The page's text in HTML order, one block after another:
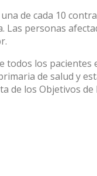
de cada 10
Las personas
todos los
de salud y
de los Objetivos